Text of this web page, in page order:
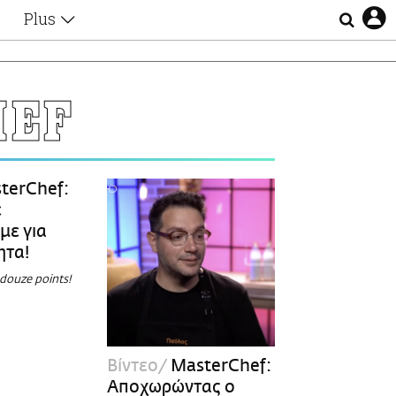
Plus
Αφιερώματα
Ζώδια
Οι Αθηναίοι
Lgbtqi+
Επιλογές
για
points!
Βίντεο MasterChef:
Αποχωρώντας ο